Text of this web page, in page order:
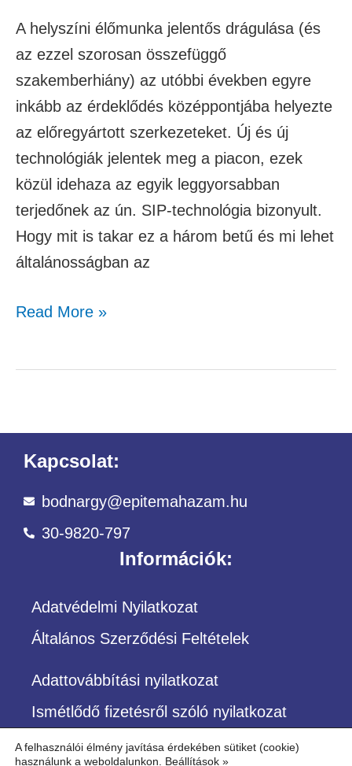
A helyszíni élőmunka jelentős drágulása (és
az ezzel szorosan összefüggő
szakemberhiány) az utóbbi években egyre
inkább az érdeklődés középpontjába helyezte
az előregyártott szerkezeteket. Új és új
technológiák jelentek meg a piacon, ezek
közül idehaza az egyik leggyorsabban
terjedőnek az ún. SIP-technológia bizonyult.
Hogy mit is takar ez a három betű és mi lehet
általánosságban az
Read More »
Kapcsolat:
bodnargy@epitemahazam.hu
30-9820-797
Információk:
Adatvédelmi Nyilatkozat
Általános Szerződési Feltételek
Adattovábbítási nyilatkozat
Ismétlődő fizetésről szóló nyilatkozat
A felhasználói élmény javítása érdekében sütiket (cookie)
használunk a weboldalunkon. Beállítások »